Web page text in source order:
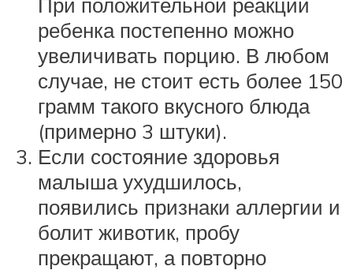
ребенка постепенно можно
увеличивать порцию. В любом
случае, не стоит есть более 150
грамм такого вкусного блюда
(примерно 3 штуки).
Если состояние здоровья
малыша ухудшилось,
появились признаки аллергии и
болит животик, пробу
прекращают, а повторно